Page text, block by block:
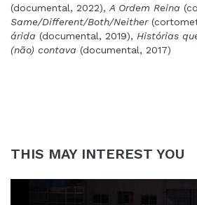
(documental, 2022), A Ordem Reina
Same/Different/Both/Neither
árida (documental, 2019), Histórias
(não) contava (documental, 2017)
THIS MAY INTEREST YOU